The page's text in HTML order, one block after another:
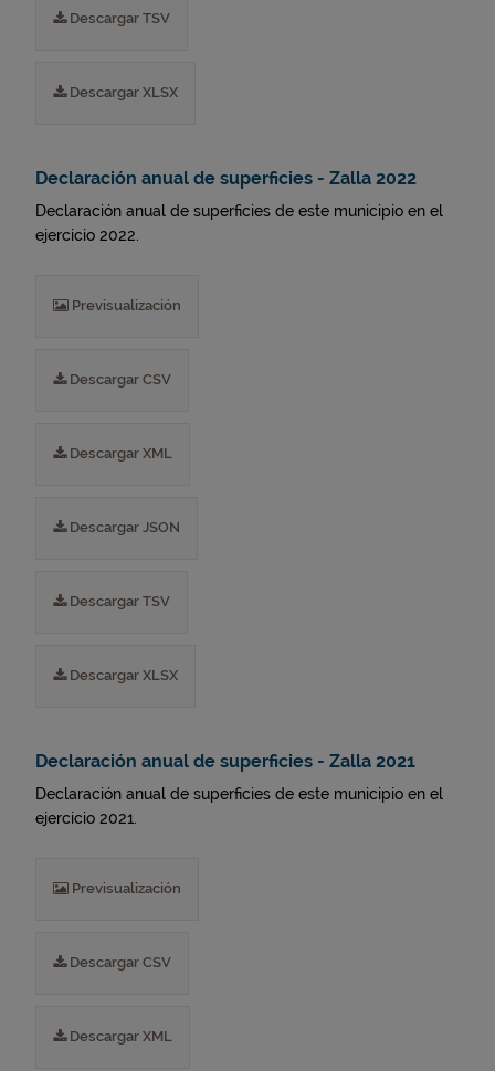
Descargar TSV
Descargar XLSX
Declaración anual de superficies - Zalla 2022
Declaración anual de superficies de este municipio en el
ejercicio 2022.
Previsualización
Descargar CSV
Descargar XML
Descargar JSON
Descargar TSV
Descargar XLSX
Declaración anual de superficies - Zalla 2021
Declaración anual de superficies de este municipio en el
ejercicio 2021.
Previsualización
Descargar CSV
Descargar XML